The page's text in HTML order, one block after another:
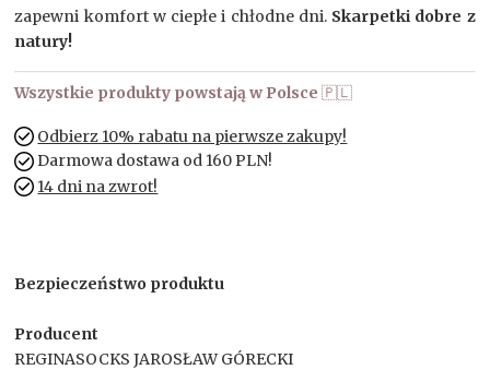
zapewni komfort w ciepłe i chłodne dni.Skarpetki dobre z
natury!
Wszystkie produkty powstają w Polsce 🇵🇱
Odbierz 10% rabatu na pierwsze zakupy!
Darmowa dostawa od 160 PLN!
14 dni na zwrot!
Bezpieczeństwo produktu
Producent
REGINASOCKS JAROSŁAW GÓRECKI